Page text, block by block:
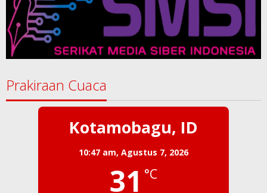
Prakiraan Cuaca
Kotamobagu, ID
10:47 am, Agustus 7, 2026
31 °C